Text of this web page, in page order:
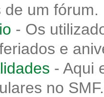
de um fórum.
- Os
e
- Aqui
no SMF.